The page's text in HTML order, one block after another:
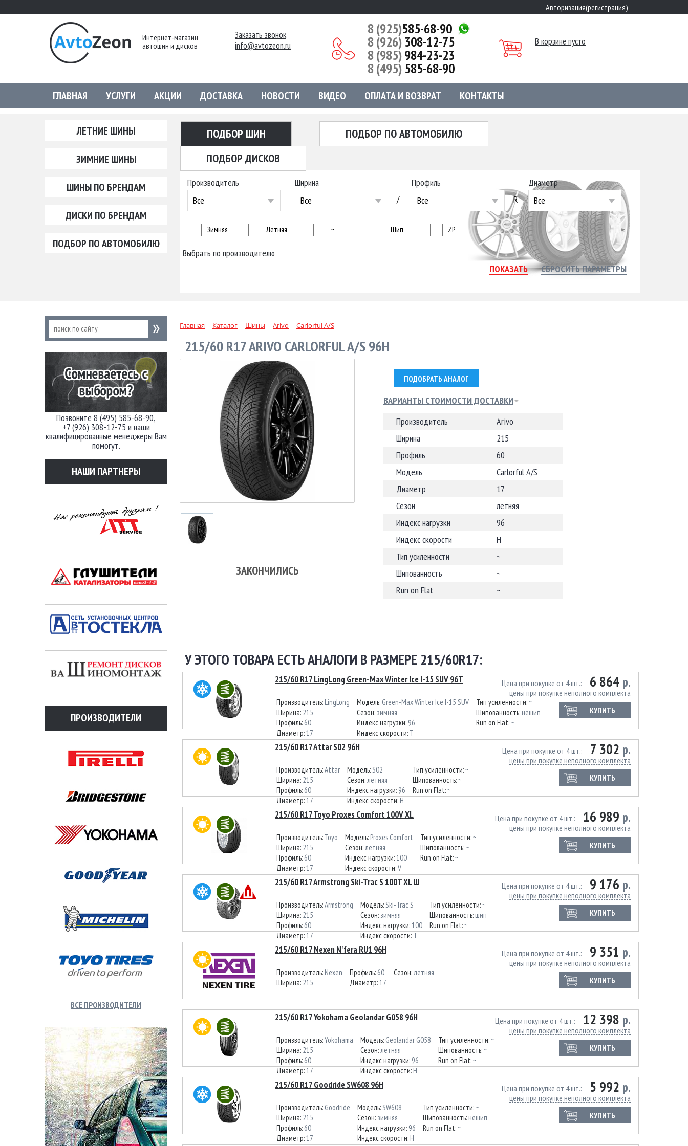
Авторизация(регистрация)
Интернет-магазин
автошин и дисков
Заказать звонок
info@avtozeon.ru
8 (925)585-68-90
8 (926) 308-12-75
8 (985)984-23-23
8 (495) 585-68-90
В корзине пусто
ГЛАВНАЯ УСЛУГИ АКЦИИ ДОСТАВКА НОВОСТИ ВИДЕО ОПЛАТА И ВОЗВРАТ КОНТАКТЫ
ЛЕТНИЕ ШИНЫ
ЗИМНИЕ ШИНЫ
ШИНЫ ПО БРЕНДАМ
ДИСКИ ПО БРЕНДАМ
ПОДБОР ПО АВТОМОБИЛЮ
ПОДБОР ШИН
ПОДБОР ПО АВТОМОБИЛЮ
ПОДБОР ДИСКОВ
Производитель
Все
Ширина
Все
/
Профиль
Все
R
Диаметр
Все
Зимняя Летняя ~ Шип ZP
Выбрать по производителю
Позвоните 8 (495) 585-68-90,
+7 (926) 308-12-75 и наши
квалифицированные менеджеры Вам
помогут.
НАШИ ПАРТНЕРЫ
ПРОИЗВОДИТЕЛИ
ВСЕ ПРОИЗВОДИТЕЛИ
Главная Каталог Шины Arivo Carlorful A/S
215/60 R17 ARIVO CARLORFUL A/S 96H
ЗАКОНЧИЛИСЬ
ПОДОБРАТЬ АНАЛОГ
ВАРИАНТЫ СТОИМОСТИ ДОСТАВКИ
Производитель
Arivo
Ширина
215
Профиль
60
Модель
Carlorful A/S
Диаметр
17
Сезон
летняя
Индекс нагрузки
96
Индекс скорости
H
Тип усиленности
~
Шипованность
~
Run on Flat
~
У ЭТОГО ТОВАРА ЕСТЬ АНАЛОГИ В РАЗМЕРЕ 215/60R17:
215/60 R17 LingLong Green-Max Winter Ice I-15 SUV 96T 6 864 р.
Цена при покупке от 4 шт.
цены при покупке неполного комплекта
КУПИТЬ
Производитель: LingLong
Ширина: 215
Профиль: 60
Диаметр:17
Модель: Green-Max Winter Ice I-15 SUV
Сезон: зимняя
Индекс нагрузки: 96
Индекс скорости: T
Тип усиленности:~
Шипованность: нешип
Run on Flat:~
215/60 R17 Attar S02 96H 7 302 р.
Цена при покупке от 4 шт.
цены при покупке неполного комплекта
КУПИТЬ
Производитель:Attar
Ширина: 215
Профиль: 60
Диаметр:17
Модель:S02
Сезон:летняя
Индекс нагрузки: 96
Индекс скорости: H
Тип усиленности:~
Шипованность:~
Run on Flat:~
215/60 R17 Toyo Proxes Comfort 100V XL 16 989 р.
Цена при покупке от 4 шт.
цены при покупке неполного комплекта
КУПИТЬ
Производитель: Toyo
Ширина: 215
Профиль: 60
Диаметр:17
Модель: Proxes Comfort
Сезон:летняя
Индекс нагрузки:100
Индекс скорости:V
Тип усиленности:~
Шипованность:~
Run on Flat:~
215/60 R17 Armstrong Ski-Trac S 100T XL Ш 9 176 р.
Цена при покупке от 4 шт.
цены при покупке неполного комплекта
КУПИТЬ
Производитель:Armstrong
Ширина: 215
Профиль: 60
Диаметр:17
Модель:Ski-Trac S
Сезон: зимняя
Индекс нагрузки:100
Индекс скорости: T
Тип усиленности:~
Шипованность: шип
Run on Flat:~
215/60 R17 Nexen N'fera RU1 96H 9 351 р.
Цена при покупке от 4 шт.
цены при покупке неполного комплекта
КУПИТЬ
Производитель: Nexen
Ширина: 215
Профиль: 60
Диаметр:17
Сезон:летняя
215/60 R17 Yokohama Geolandar G058 96H 12 398 р.
Цена при покупке от 4 шт.
цены при покупке неполного комплекта
КУПИТЬ
Производитель:Yokohama
Ширина: 215
Профиль: 60
Диаметр:17
Модель: Geolandar G058
Сезон:летняя
Индекс нагрузки: 96
Индекс скорости: H
Тип усиленности:~
Шипованность:~
Run on Flat:~
215/60 R17 Goodride SW608 96H 5 992 р.
Цена при покупке от 4 шт.
цены при покупке неполного комплекта
КУПИТЬ
Производитель: Goodride
Ширина: 215
Профиль: 60
Диаметр:17
Модель:SW608
Сезон: зимняя
Индекс нагрузки: 96
Индекс скорости: H
Тип усиленности:~
Шипованность: нешип
Run on Flat:~